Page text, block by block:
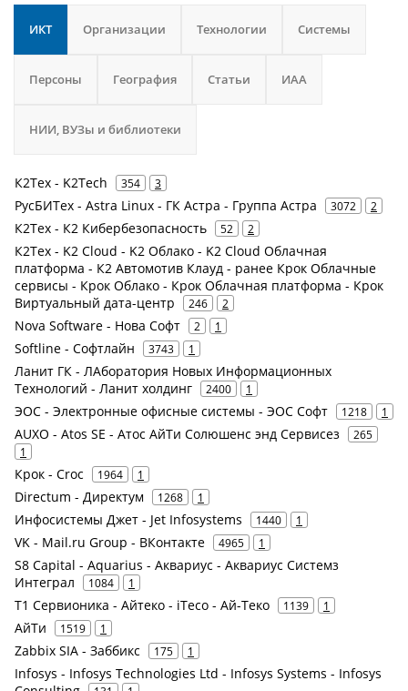
ИКТ Организации Технологии Системы
Персоны География Статьи ИАА
НИИ, ВУЗы и библиотеки
К2Тех - K2Tech 354 3
РусБИТех - Astra Linux - ГК Астра - Группа Астра 3072 2
К2Тех - К2 Кибербезопасность 52 2
К2Тех - K2 Cloud - K2 Облако - K2 Cloud Облачная
платформа - К2 Автомотив Клауд - ранее Крок Облачные
сервисы - Крок Облако - Крок Облачная платформа - Крок
Виртуальный дата-центр
246 2
Nova Software - Нова Софт 2 1
Softline - Софтлайн 3743 1
Ланит ГК - ЛАборатория Новых Информационных
Технологий - Ланит холдинг
2400 1
ЭОС - Электронные офисные системы - ЭОС Софт 1218 1
AUXO - Atos SE - Атос АйТи Солюшенс энд Сервисез
265
1
Крок - Croc 1964 1
Directum - Директум 1268 1
Инфосистемы Джет - Jet Infosystems 1440 1
VK - Mail.ru Group - ВКонтакте 4965 1
S8 Capital - Aquarius - Аквариус - Аквариус Системз
Интеграл
1084 1
Т1 Сервионика - Айтеко - iTeco - Ай-Теко 1139 1
АйТи 1519 1
Zabbix SIA - Заббикс 175 1
Infosys - Infosys Technologies Ltd - Infosys Systems - Infosys